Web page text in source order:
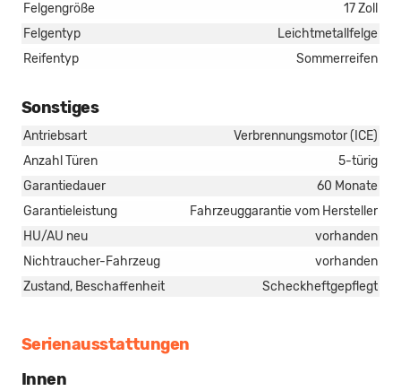
Felgengröße
17 Zoll
Felgentyp
Leichtmetallfelge
Reifentyp
Sommerreifen
Sonstiges
Antriebsart
Verbrennungsmotor (ICE)
Anzahl Türen
5-türig
Garantiedauer
60 Monate
Garantieleistung
Fahrzeuggarantie vom Hersteller
HU/AU neu
vorhanden
Nichtraucher-Fahrzeug
vorhanden
Zustand, Beschaffenheit
Scheckheftgepflegt
Serienausstattungen
Innen